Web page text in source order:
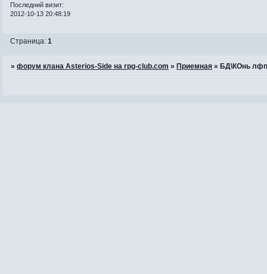
Последний визит:
2012-10-13 20:48:19
Страница:1
»форум клана Asterios-Side на rpg-club.com » Приемная » БД\КОнь